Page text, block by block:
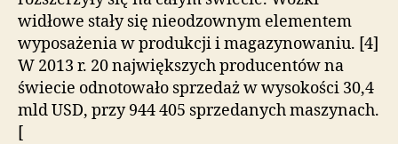
widłowe stały się nieodzownym elementem
wyposażenia w produkcji i magazynowaniu. [4]
W 2013 r. 20 największych producentów na
świecie odnotowało sprzedaż w wysokości 30,4
mld USD, przy 944 405 sprzedanych maszynach.
[